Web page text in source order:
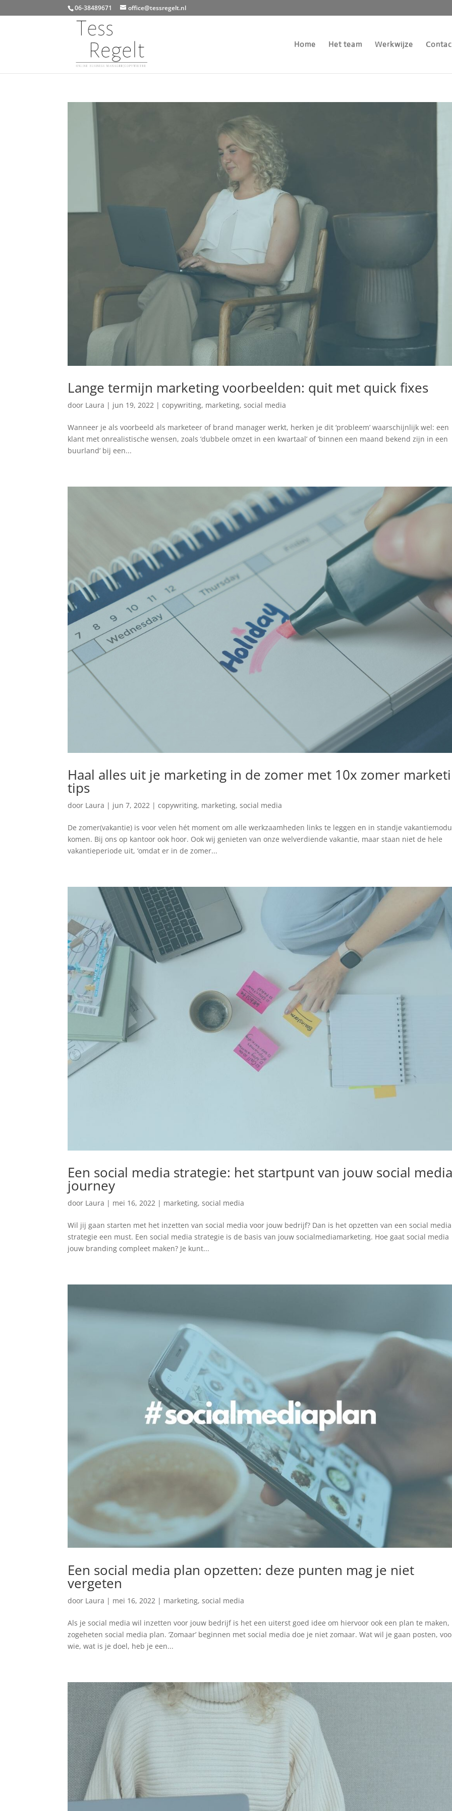
06-38489671 office@tessregelt.nl
Home Het team Werkwijze
Lange termijn marketing voorbeelden: quit met quick fixes
door Laura | jun 19, 2022 |copywriting, marketing,social media
Wanneer je als voorbeeld als marketeer of brand manager werkt, herken je dit ‘probleem’ waarschijnlijk wel: een
klant met onrealistische wensen, zoals ‘dubbele omzet in een kwartaal’ of ‘binnen een maand bekend zijn in een
buurland’ bij een...
Haal alles uit je marketing in de zomer met 10x zomer
tips
door Laura | jun 7, 2022 |copywriting, marketing,social media
De zomer(vakantie) is voor velen hét moment om alle werkzaamheden links te leggen en in standje
komen. Bij ons op kantoor ook hoor. Ook wij genieten van onze welverdiende vakantie, maar staan niet de hele
vakantieperiode uit, ‘omdat er in de zomer...
Een social media strategie: het startpunt van jouw social
journey
door Laura | mei 16, 2022 | marketing,social media
Wil jij gaan starten met het inzetten van social media voor jouw bedrijf? Dan is het opzetten van een social media
strategie een must. Een social media strategie is de basis van jouw socialmediamarketing. Hoe gaat social media
jouw branding compleet maken? Je kunt...
Een social media plan opzetten: deze punten mag je niet
vergeten
door Laura | mei 16, 2022 | marketing,social media
Als je social media wil inzetten voor jouw bedrijf is het een uiterst goed idee om hiervoor ook een plan te maken,
zogeheten social media plan. ‘Zomaar’ beginnen met social media doe je niet zomaar. Wat wil je gaan posten,
wie, wat is je doel, heb je een...